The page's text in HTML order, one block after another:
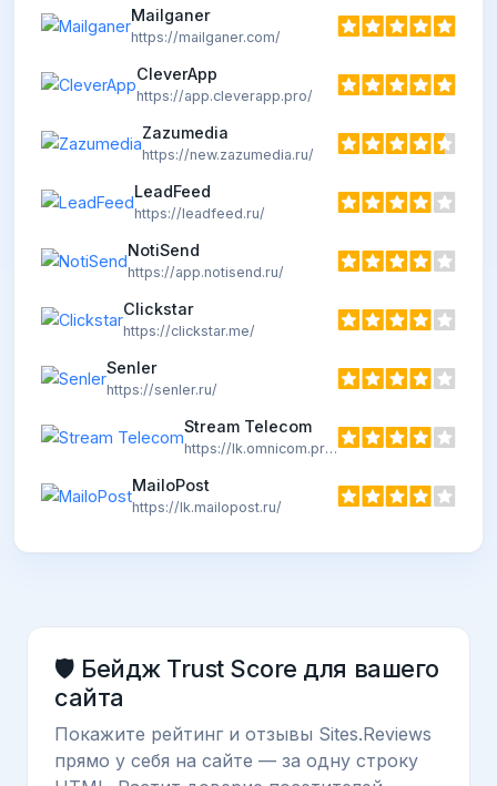
Mailganer
https://mailganer.com/
CleverApp
https://app.cleverapp.pro/
Zazumedia
https://new.zazumedia.ru/
LeadFeed
https://leadfeed.ru/
NotiSend
https://app.notisend.ru/
Clickstar
https://clickstar.me/
Senler
https://senler.ru/
Stream Telecom
https://lk.omnicom.pro/
MailoPost
https://lk.mailopost.ru/
🛡️ Бейдж Trust Score для вашего
сайта
Покажите рейтинг и отзывы Sites.Reviews
прямо у себя на сайте — за одну строку